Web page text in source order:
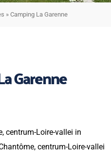
» Camping La Garenne
Garenne
centrum-Loire-vallei in
centrum-Loire-vallei